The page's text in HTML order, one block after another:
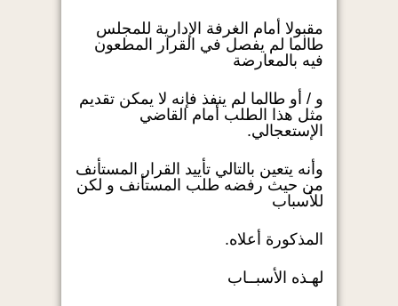
مقبولا أمام الغرفة الإدارية للمجلس
طالما لم يفصل في القرار المطعون
فيه بالمعارضة
و / أو طالما لم ينفذ فإنه لا يمكن تقديم
مثل هذا الطلب أمام القاضي
الإستعجالي.
وأنه يتعين بالتالي تأييد القرار المستأنف
من حيث رفضه طلب المستأنف و لكن
للأسباب
المذكورة أعلاه.
لهـذه الأسبــاب